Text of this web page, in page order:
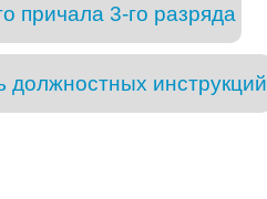
причала 3-го разряда
должностных инструкций